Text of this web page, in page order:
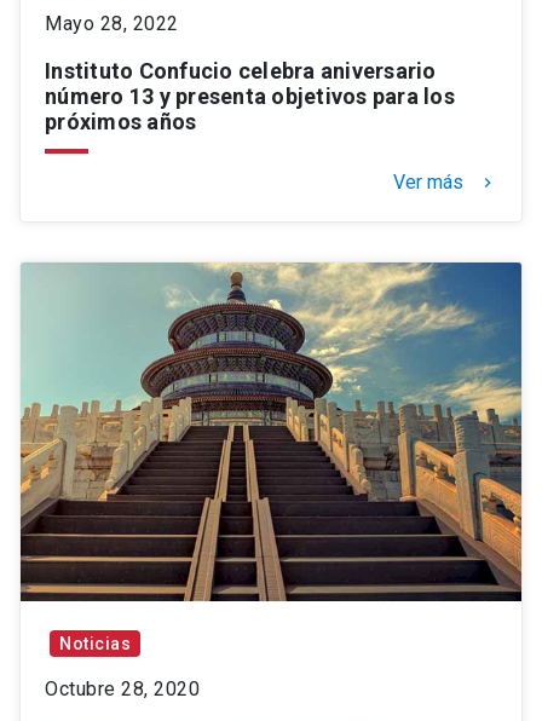
Mayo 28, 2022
Instituto Confucio celebra aniversario
número 13 y presenta objetivos para los
próximos años
Ver más keyboard_arrow_right
Noticias
Octubre 28, 2020